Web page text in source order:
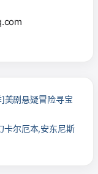
剧悬疑冒险寻宝
卡尔厄本,安东尼斯